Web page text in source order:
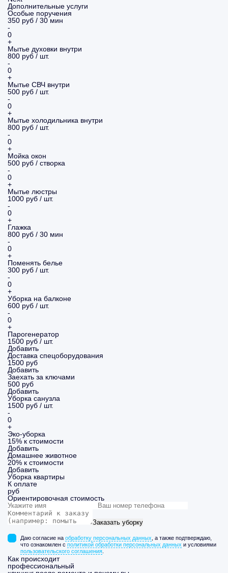
Дополнительные услуги
Особые поручения
350 руб / 30 мин
-
0
+
Мытье духовки внутри
800 руб / шт.
-
0
+
Мытье СВЧ внутри
500 руб / шт.
-
0
+
Мытье холодильника внутри
800 руб / шт.
-
0
+
Мойка окон
500 руб / створка
-
0
+
Мытье люстры
1000 руб / шт.
-
0
+
Глажка
800 руб / 30 мин
-
0
+
Поменять белье
300 руб / шт.
-
0
+
Уборка на балконе
600 руб / шт.
-
0
+
Парогенератор
1500 руб / шт.
Добавить
Доставка спецоборудования
1500 руб
Добавить
Заехать за ключами
500 руб
Добавить
Уборка санузла
1500 руб / шт.
-
0
+
Эко-уборка
15% к стоимости
Добавить
Домашнее животное
20% к стоимости
Добавить
Уборка квартиры
К оплате
руб
Ориентировочная стоимость
Заказать уборку
Даю согласие на обработку персональных данных , а также подтверждаю,
что ознакомлен с политикой обработки персональных данных и условиями
пользовательского соглашения
Как происходит
профессиональный